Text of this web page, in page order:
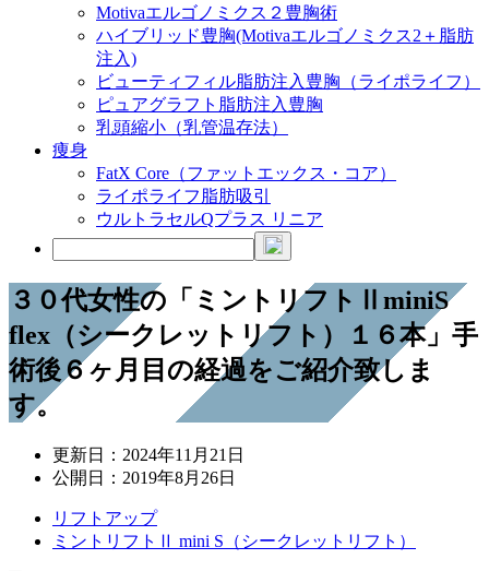
Motivaエルゴノミクス２豊胸術
ハイブリッド豊胸(Motivaエルゴノミクス2＋脂肪
注入)
ビューティフィル脂肪注入豊胸（ライポライフ）
ピュアグラフト脂肪注入豊胸
乳頭縮小（乳管温存法）
痩身
FatX Core（ファットエックス・コア）
ライポライフ脂肪吸引
ウルトラセルQプラス リニア
３０代女性の「ミントリフトⅡminiS
flex（シークレットリフト）１６本」手
術後６ヶ月目の経過をご紹介致しま
す。
更新日： 2024年11月21日
公開日： 2019年8月26日
リフトアップ
ミントリフトⅡ mini S（シークレットリフト）